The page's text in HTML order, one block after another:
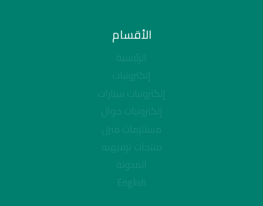
الأقسام
الرئيسية
إلكترونيات
إلكترونيات سيارات
إلكترونيات جوال
مستلزمات منزل
منتجات ترفيهيه
المدونة
English